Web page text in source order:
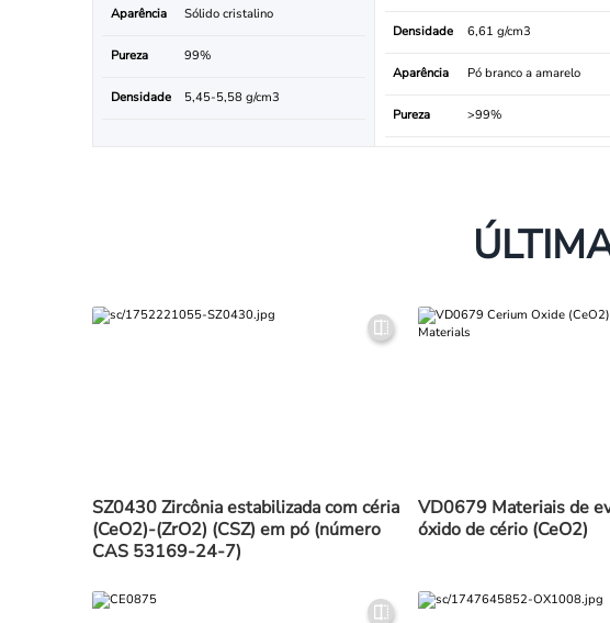
Aparência Sólido cristalino
Pureza 99%
Densidade 5,45-5,58 g/cm3
Densidade 6,61 g/cm3
Aparência Pó branco a amarelo
Pureza >99%
SZ0430 Zircônia estabilizada com céria
(CeO2)-(ZrO2) (CSZ) em pó (número
CAS 53169-24-7)
VD0679 Materiais de
óxido de cério (CeO2)